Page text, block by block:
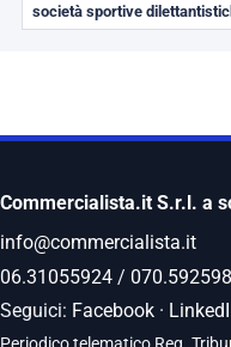
società sportive
Commercialista.it S.r.l. a
info@commercialista.it
06.31055924 /
Seguici: Facebook ·